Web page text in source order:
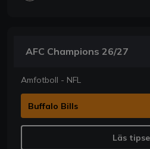
AFC Champions 26/27
Amfotboll - NFL
Buffalo Bills
Läs